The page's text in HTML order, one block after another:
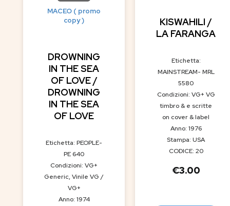
MACEO ( promo
copy )
DROWNING
IN THE SEA
OF LOVE /
DROWNING
IN THE SEA
OF LOVE
Etichetta: PEOPLE-
PE 640
Condizioni: VG+
Generic, Vinile VG /
VG+
Anno: 1974
KISWAHILI /
LA FARANGA
Etichetta:
MAINSTREAM- MRL
5580
Condizioni: VG+ VG
timbro & e scritte
on cover & label
Anno: 1976
Stampa: USA
CODICE: 20
€3.00